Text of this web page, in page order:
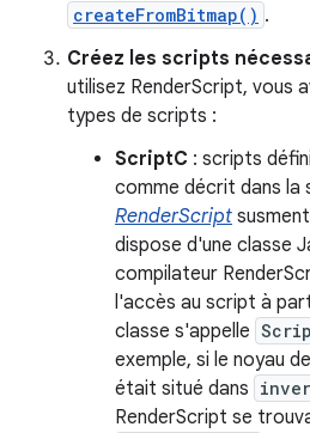
createFromBitmap() .
Créez les scripts
utilisez RenderScript, vous
types de scripts :
ScriptC : scripts
comme décrit dans la
RenderScript
dispose d'une classe
compilateur
l'accès au script à
classe s'appelle
exemple, si le noyau
était situé dans
RenderScript se